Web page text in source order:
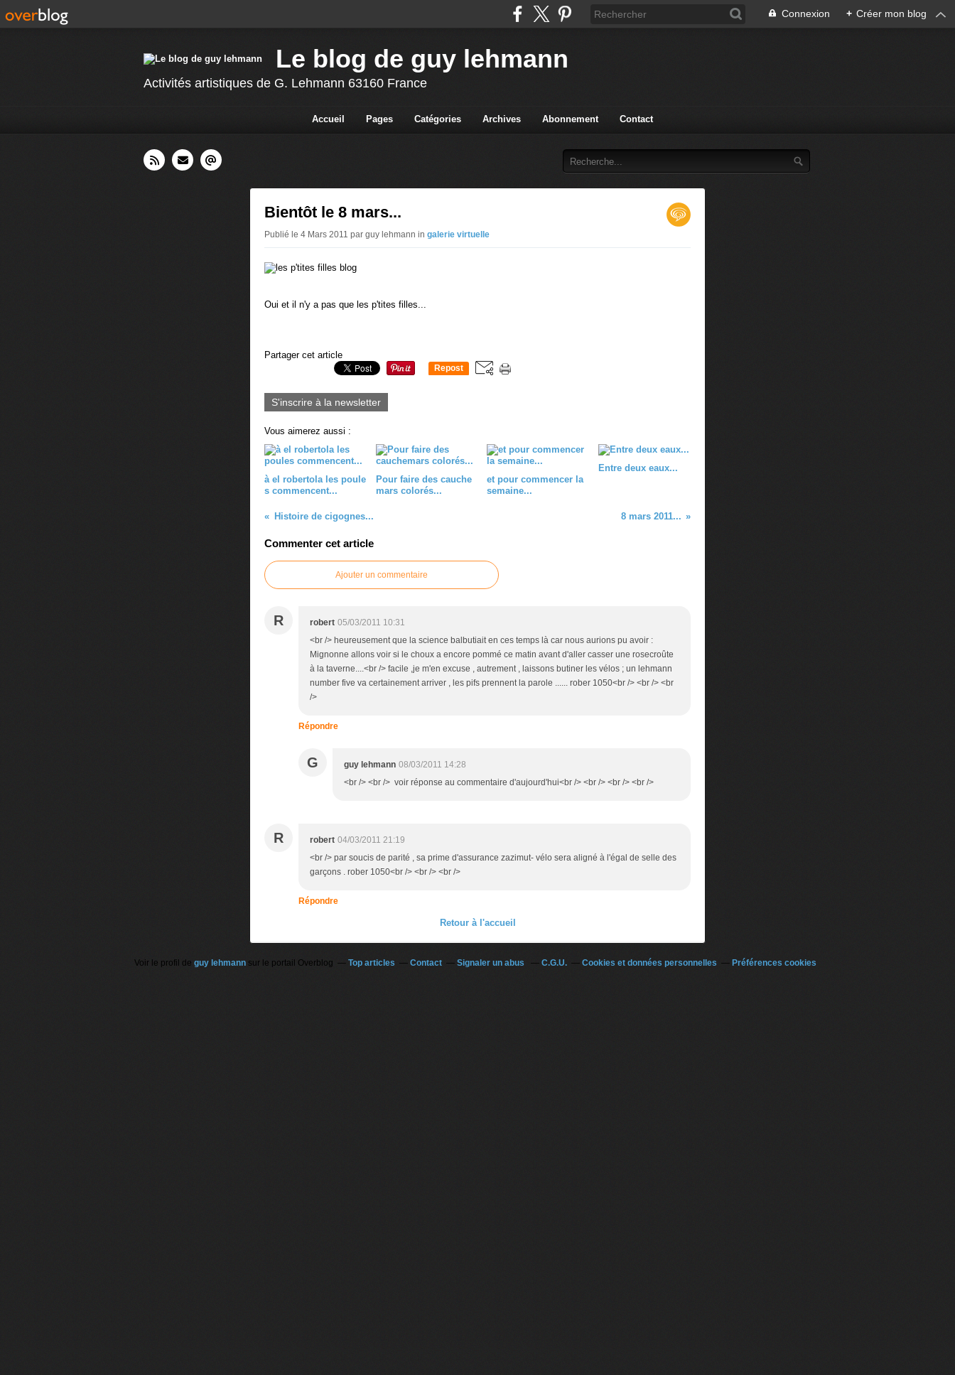
Connexion + Créer mon blog
Le blog de guy lehmann
Activités artistiques de G. Lehmann 63160 France
Accueil Pages Catégories Archives Abonnement Contact
Bientôt le 8 mars...
Publié le 4 Mars 2011 par guy lehmann in galerie virtuelle
Oui et il n'y a pas que les p'tites filles...
Partager cet article
Repost
S'inscrire à la newsletter
Vous aimerez aussi :
à el robertola les poule
s commencent...
Pour faire des cauche
mars colorés...
et pour commencer la
semaine...
Entre deux eaux...
Histoire de cigognes... 8 mars 2011...
Commenter cet article
Ajouter un commentaire
R robert 05/03/2011 10:31
<br /> heureusement que la science balbutiait en ces temps là car nous aurions pu avoir :
Mignonne allons voir si le choux a encore pommé ce matin avant d'aller casser une rosecroûte
à la taverne....<br /> facile ,je m'en excuse , autrement , laissons butiner les vélos ; un lehmann
number five va certainement arriver , les pifs prennent la parole ...... rober 1050<br /> <br /> <br
/>
Répondre
G guy lehmann 08/03/2011 14:28
<br /> <br /> voir réponse au commentaire d'aujourd'hui<br /> <br /> <br /> <br />
R robert 04/03/2011 21:19
<br /> par soucis de parité , sa prime d'assurance zazimut- vélo sera aligné à l'égal de selle des
garçons . rober 1050<br /> <br /> <br />
Répondre
Retour à l'accueil
Voir le profil de guy lehmann sur le portail Overblog Top articles Contact Signaler un abus C.G.U. Cookies et données personnelles Préférences cookies